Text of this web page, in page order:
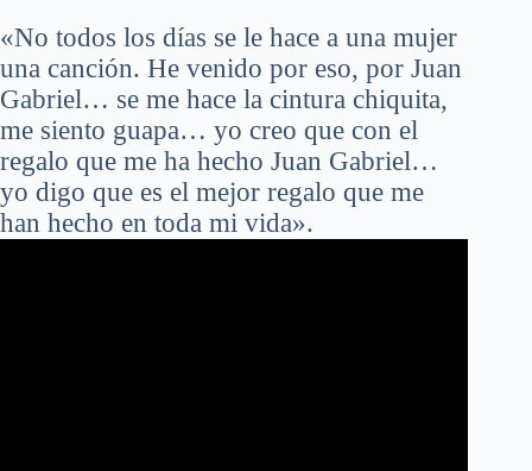
«No todos los días se le hace a una mujer
una canción. He venido por eso, por Juan
Gabriel… se me hace la cintura chiquita,
me siento guapa… yo creo que con el
regalo que me ha hecho Juan Gabriel…
yo digo que es el mejor regalo que me
han hecho en toda mi vida».